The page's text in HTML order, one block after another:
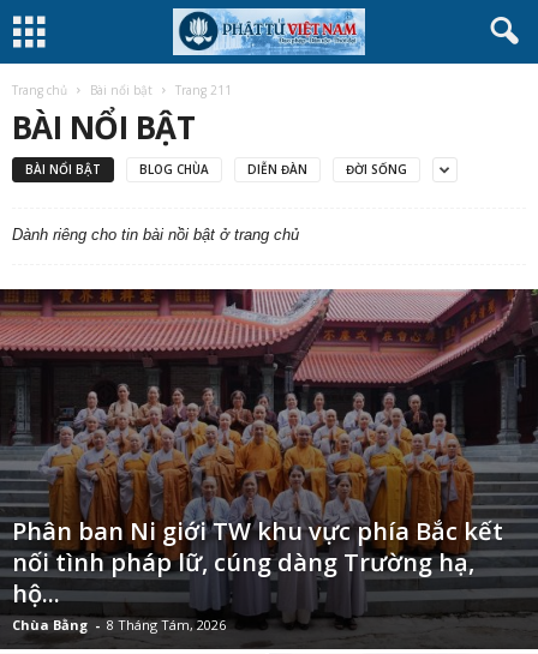
Trang chủ Bài nổi bật Trang 211
BÀI NỔI BẬT
BÀI NỔI BẬT BLOG CHÙA DIỄN ĐÀN ĐỜI SỐNG
Dành riêng cho tin bài nồi bật ở trang chủ
Phân ban Ni giới TW khu vực phía Bắc kết
nối tình pháp lữ, cúng dàng Trường hạ,
hộ...
Chùa Bằng - 8 Tháng Tám, 2026